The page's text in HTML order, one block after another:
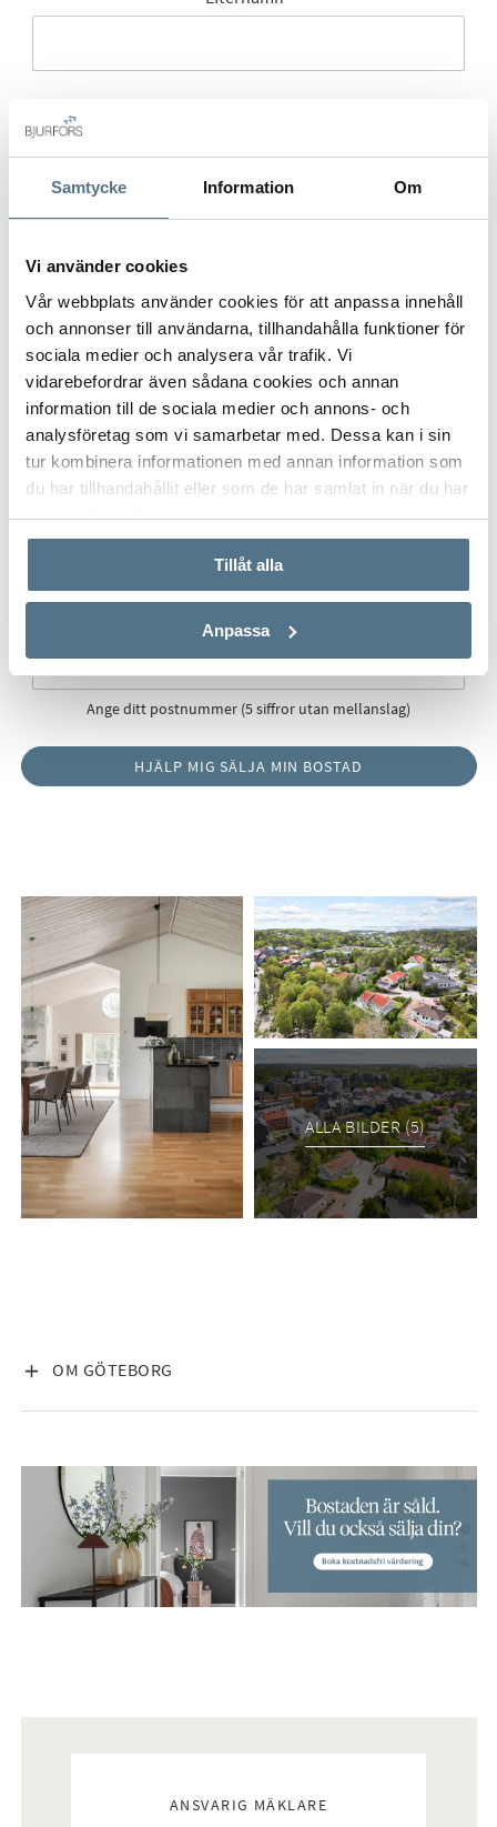
Samtycke Information Om
Vi använder cookies
Vår webbplats använder cookies för att anpassa innehåll
och annonser till användarna, tillhandahålla funktioner för
sociala medier och analysera vår trafik. Vi
vidarebefordrar även sådana cookies och annan
information till de sociala medier och annons- och
analysföretag som vi samarbetar med. Dessa kan i sin
tur kombinera informationen med annan information som
du har tillhandahållit eller som de har samlat in när du har
använt deras tjänster.
Tillåt alla
Anpassa
Gatuadress (Välj adress) *
Postort*
Ange ditt postnummer (5 siffror utan mellanslag)
ALLA BILDER (5)
OM GÖTEBORG
VISA INNEHÅLL
ANSVARIG MÄKLARE